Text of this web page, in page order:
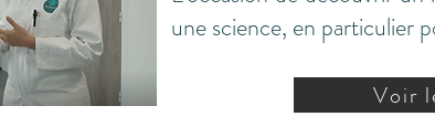
une science, en particulier
Voir